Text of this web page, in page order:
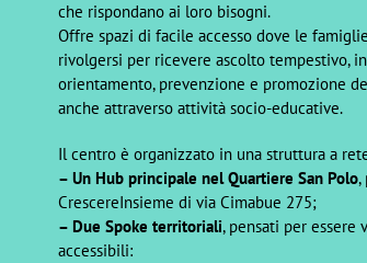
che rispondano ai loro bisogni.
Offre spazi di facile accesso dove le
rivolgersi per ricevere ascolto tempestivo,
orientamento, prevenzione e promozione
anche attraverso attività socio-educative.
Il centro è organizzato in una struttura a
– Un Hub principale nel Quartiere San Polo,
CrescereInsieme di via Cimabue 275;
– Due Spoke territoriali, pensati per essere
accessibili: